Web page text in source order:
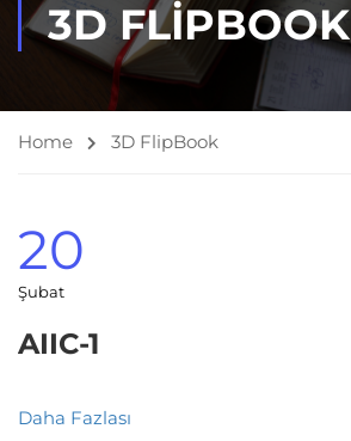
3D FLIPBOOK
Home 3D FlipBook
20
Şubat
AIIC-1
Daha Fazlası